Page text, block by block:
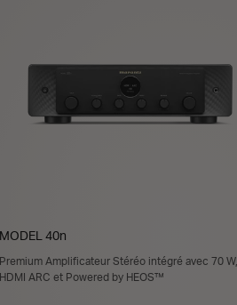
MODEL 40n
Premium Amplificateur Stéréo intégré avec 70 W,
HDMI ARC et Powered by HEOS™